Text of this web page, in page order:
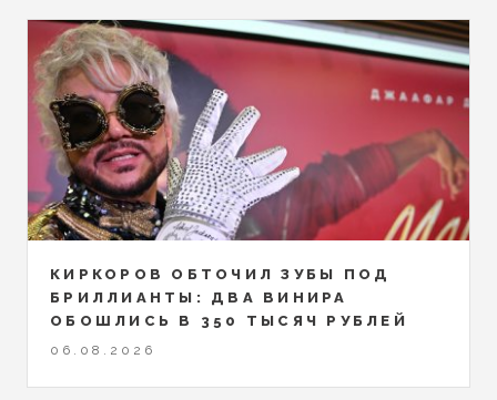
КИРКОРОВ ОБТОЧИЛ ЗУБЫ ПОД
БРИЛЛИАНТЫ: ДВА ВИНИРА
ОБОШЛИСЬ В 350 ТЫСЯЧ РУБЛЕЙ
06.08.2026